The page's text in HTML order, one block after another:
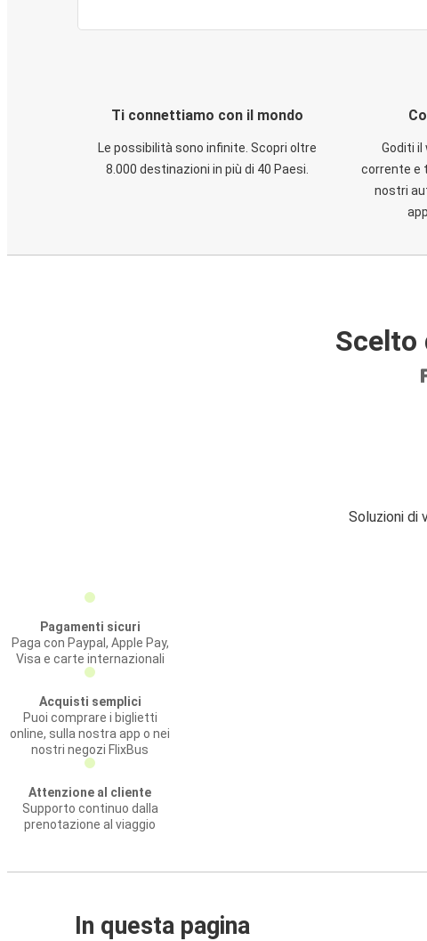
Ti connettiamo con il mondo
Le possibilità sono infinite. Scopri oltre
8.000 destinazioni in più di 40 Paesi.
Goditi il
corrente e
nostri
Scelto
Soluzioni di
Pagamenti sicuri
Paga con Paypal, Apple Pay,
Visa e carte internazionali
Acquisti semplici
Puoi comprare i biglietti
online, sulla nostra app o nei
nostri negozi FlixBus
Attenzione al cliente
Supporto continuo dalla
prenotazione al viaggio
In questa pagina